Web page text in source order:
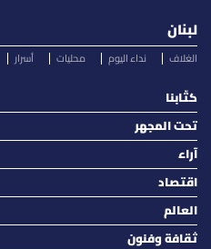
لبنان
الغلاف نداء اليوم محليات أسرار
كتّابنا
تحت المجهر
آراء
اقتصاد
العالم
ثقافة وفنون